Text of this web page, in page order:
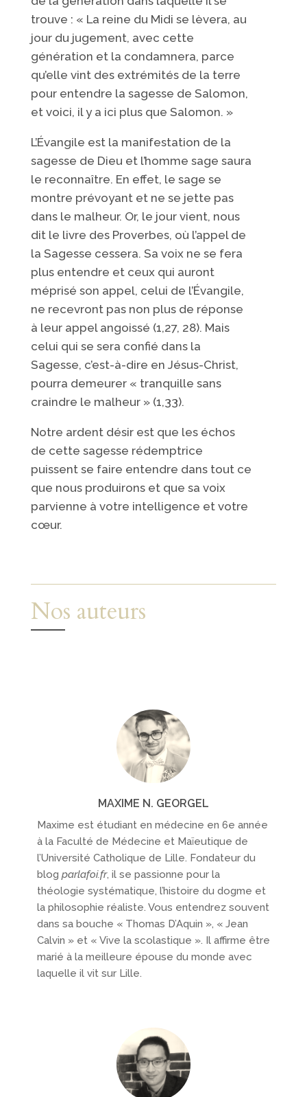
trouve : « La reine du Midi se lèvera, au
jour du jugement, avec cette
génération et la condamnera, parce
qu’elle vint des extrémités de la terre
pour entendre la sagesse de Salomon,
et voici, il y a ici plus que Salomon. »
L’Évangile est la manifestation de la
sagesse de Dieu et l’homme sage saura
le reconnaître. En effet, le sage se
montre prévoyant et ne se jette pas
dans le malheur. Or, le jour vient, nous
dit le livre des Proverbes, où l’appel de
la Sagesse cessera. Sa voix ne se fera
plus entendre et ceux qui auront
méprisé son appel, celui de l’Évangile,
ne recevront pas non plus de réponse
à leur appel angoissé (1,27, 28). Mais
celui qui se sera confié dans la
Sagesse, c’est-à-dire en Jésus-Christ,
pourra demeurer « tranquille sans
craindre le malheur » (1,33).
Notre ardent désir est que les échos
de cette sagesse rédemptrice
puissent se faire entendre dans tout ce
que nous produirons et que sa voix
parvienne à votre intelligence et votre
cœur.
Nos auteurs
MAXIME N. GEORGEL
Maxime est étudiant en médecine en 6e année
à la Faculté de Médecine et Maïeutique de
l’Université Catholique de Lille. Fondateur du
blog parlafoi.fr, il se passionne pour la
théologie systématique, l’histoire du dogme et
la philosophie réaliste. Vous entendrez souvent
dans sa bouche « Thomas D’Aquin », « Jean
Calvin » et « Vive la scolastique ». Il affirme être
marié à la meilleure épouse du monde avec
laquelle il vit sur Lille.